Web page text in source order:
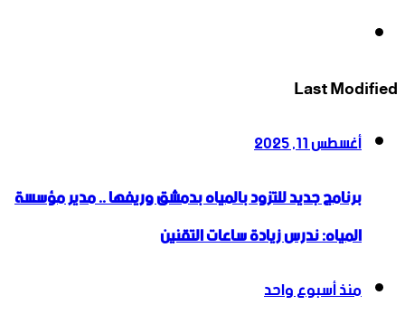
Last Modified
أغسطس 11, 2025
برنامج جديد للتزود بالمياه بدمشق وريفها .. مدير مؤسسة
المياه: ندرس زيادة ساعات التقنين
منذ أسبوع واحد